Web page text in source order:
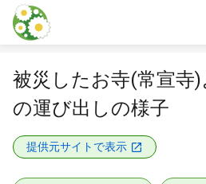
本文に飛ぶ
被災したお寺(常宣寺
の運び出しの様子
提供元サイトで表示